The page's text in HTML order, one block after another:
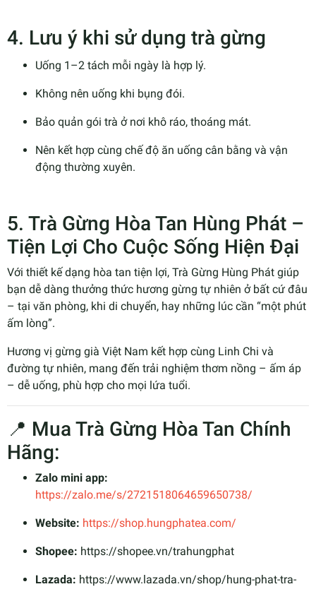
4. Lưu ý khi sử dụng trà gừng
Uống 1–2 tách mỗi ngày là hợp lý.
Không nên uống khi bụng đói.
Bảo quản gói trà ở nơi khô ráo, thoáng mát.
Nên kết hợp cùng chế độ ăn uống cân bằng và vận
động thường xuyên.
5. Trà Gừng Hòa Tan Hùng Phát –
Tiện Lợi Cho Cuộc Sống Hiện Đại
Với thiết kế dạng hòa tan tiện lợi, Trà Gừng Hùng Phát giúp
bạn dễ dàng thưởng thức hương gừng tự nhiên ở bất cứ đâu
– tại văn phòng, khi di chuyển, hay những lúc cần “một phút
ấm lòng”.
Hương vị gừng già Việt Nam kết hợp cùng Linh Chi và
đường tự nhiên, mang đến trải nghiệm thơm nồng – ấm áp
– dễ uống, phù hợp cho mọi lứa tuổi.
📍 Mua Trà Gừng Hòa Tan Chính
Hãng:
Zalo mini app:
https://zalo.me/s/2721518064659650738/
Website: https://shop.hungphatea.com/
Shopee: https://shopee.vn/trahungphat
Lazada: https://www.lazada.vn/shop/hung-phat-tra-